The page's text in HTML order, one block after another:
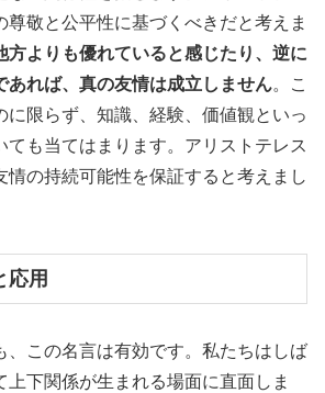
尊敬と公平性に基づくべきだと考えま
方よりも優れていると感じたり、逆に
あれば、真の友情は成立しません。こ
に限らず、知識、経験、価値観といっ
ても当てはまります。アリストテレス
情の持続可能性を保証すると考えまし
応用
、この名言は有効です。私たちはしば
上下関係が生まれる場面に直面しま